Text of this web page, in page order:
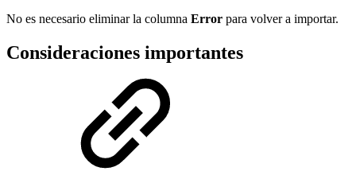
No es necesario eliminar la columna Error para volver a importar.
Consideraciones importantes